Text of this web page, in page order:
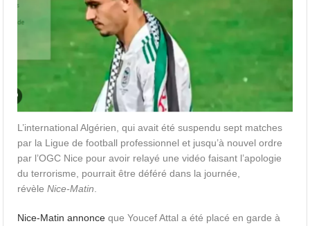
L’international Algérien, qui avait été suspendu sept matches
par la Ligue de football professionnel et jusqu’à nouvel ordre
par l’OGC Nice pour avoir relayé une vidéo faisant l’apologie
du terrorisme, pourrait être déféré dans la journée,
révèleNice-Matin
Nice-Matin annonce que Youcef Attal a été placé en garde à